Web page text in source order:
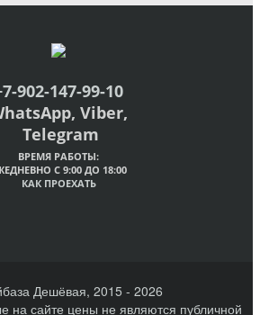
902-147-99-10
Viber,
Telegram
ВРЕМЯ РАБОТЫ:
С 9:00 ДО 18:00
КАК ПРОЕХАТЬ
Дешёвая, 2015 - 2026
на сайте цены не являются публичной